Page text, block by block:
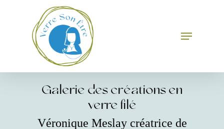
Menu
Galerie des créations en
verre filé
Véronique Meslay créatrice de